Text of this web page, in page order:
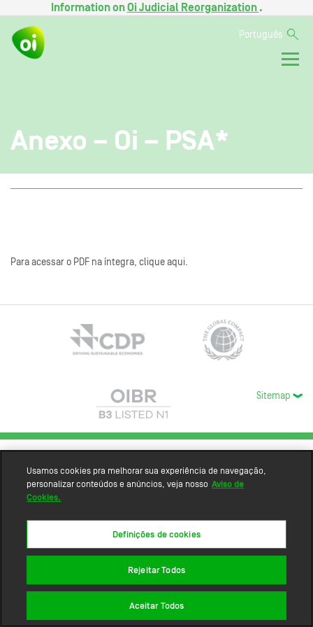
Information onOi Judicial Reorganization .
Português
Anexo – Oi – PSA*
Para acessar o PDF na íntegra, clique aqui.
Sitemap
Usamos cookies pra melhorar sua experiência de navegação,
personalizar conteúdos e anúncios, veja nosso Aviso de
Cookies.
Definições de cookies
Rejeitar Todos
Aceitar Todos